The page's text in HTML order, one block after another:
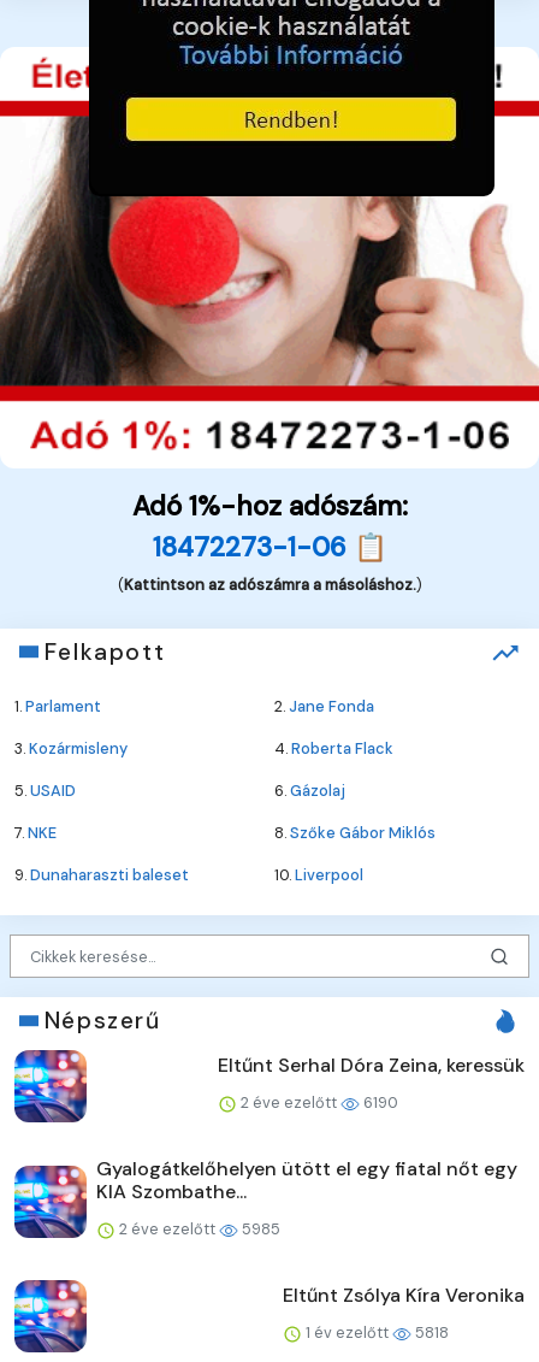
Adó 1%-hoz adószám:
18472273-1-06 📋
(Kattintson az adószámra a másoláshoz.)
Felkapott
1.Parlament 2.Jane Fonda
3.Kozármisleny 4.Roberta Flack
5.USAID 6.Gázolaj
7.NKE 8.Szőke Gábor Miklós
9.Dunaharaszti baleset 10.Liverpool
Népszerű
Eltűnt Serhal Dóra Zeina, keressük
2 éve ezelőtt 6190
Gyalogátkelőhelyen ütött el egy fiatal nőt egy
KIA Szombathe...
2 éve ezelőtt 5985
Eltűnt Zsólya Kíra Veronika
1 év ezelőtt 5818